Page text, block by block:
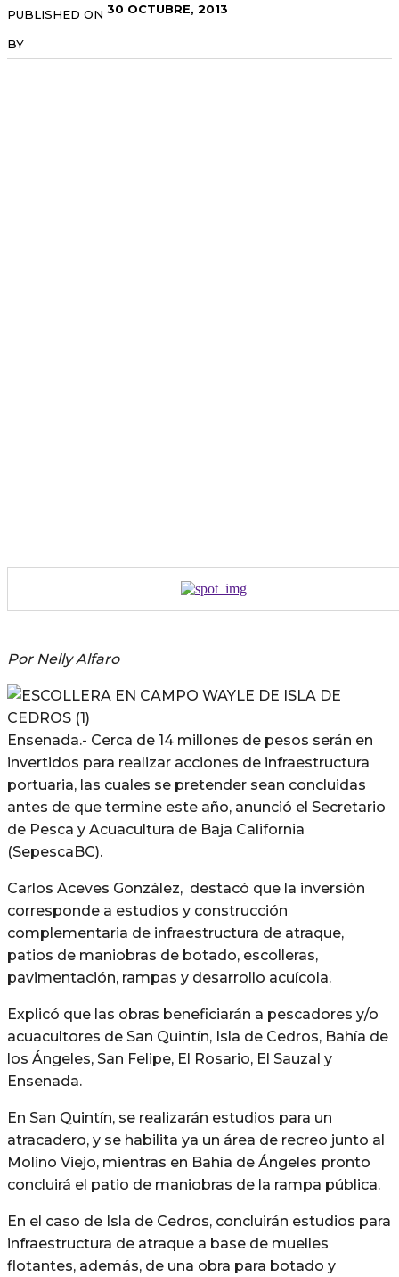
PUBLISHED ON 30 OCTUBRE, 2013
BY
Por Nelly Alfaro
Ensenada.- Cerca de 14 millones de pesos serán en
invertidos para realizar acciones de infraestructura
portuaria, las cuales se pretender sean concluidas
antes de que termine este año, anunció el Secretario
de Pesca y Acuacultura de Baja California
(SepescaBC).
Carlos Aceves González, destacó que la inversión
corresponde a estudios y construcción
complementaria de infraestructura de atraque,
patios de maniobras de botado, escolleras,
pavimentación, rampas y desarrollo acuícola.
Explicó que las obras beneficiarán a pescadores y/o
acuacultores de San Quintín, Isla de Cedros, Bahía de
los Ángeles, San Felipe, El Rosario, El Sauzal y
Ensenada.
En San Quintín, se realizarán estudios para un
atracadero, y se habilita ya un área de recreo junto al
Molino Viejo, mientras en Bahía de Ángeles pronto
concluirá el patio de maniobras de la rampa pública.
En el caso de Isla de Cedros, concluirán estudios para
infraestructura de atraque a base de muelles
flotantes, además, de una obra para botado y